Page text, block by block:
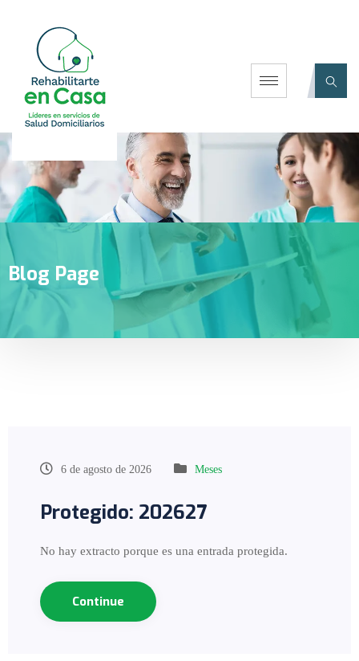
Blog Page
6 de agosto de 2026 Meses
Protegido: 202627
No hay extracto porque es una entrada protegida.
Continue